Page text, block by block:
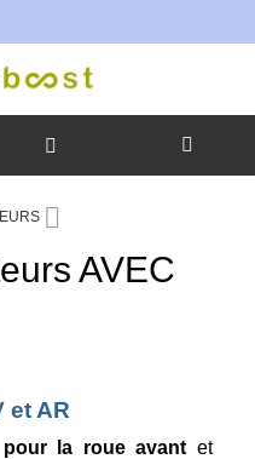
AVEC
et AR
pour la roue avant et